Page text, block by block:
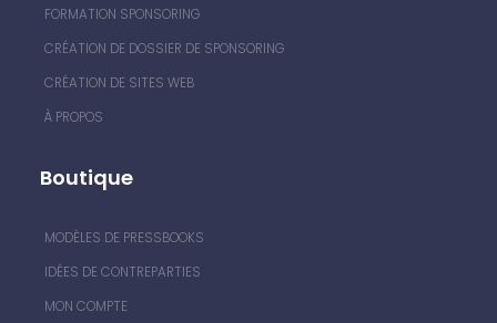
FORMATION SPONSORING
CRÉATION DE DOSSIER DE SPONSORING
CRÉATION DE SITES WEB
À PROPOS
Boutique
MODÈLES DE PRESSBOOKS
IDÉES DE CONTREPARTIES
MON COMPTE